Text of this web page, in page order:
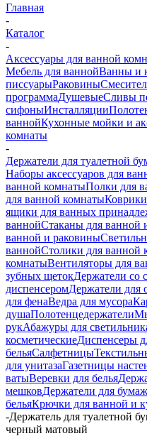
Главная
-
Каталог
-
Аксессуары для ванной
Мебель для ваннойВанны и
писсуарыРаковины
программаДушевыеСливы
сифоныИнсталляции
ваннойКухонные мойки и
комнаты
-
Держатели для туалетной
Наборы аксессуаров для
ванной комнатыПолки для
для ванной комнаты
ящики для ванных
ваннойСтаканы для ванной
ванной и раковины
ваннойСтолики для ванной
комнатыВентиляторы для
зубных щетокДержатели со
диспенсеромДержатели для
для фенаВедра для мусора
душаПолотенцедержатели
рукАбажуры для
косметическиеДиспенсеры
бельяСалфетницы
для унитазаГазетницы
ватыВеревки для белья
мешковДержатели для
бельяКрючки для ванной и
-Держатель для туалетной
черный матовый